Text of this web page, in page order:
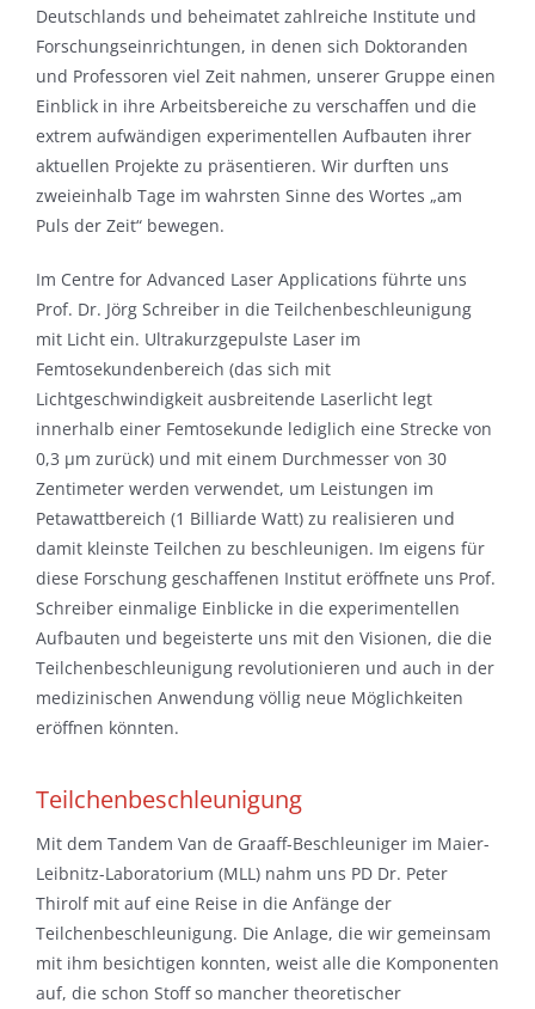
Deutschlands und beheimatet zahlreiche Institute und
Forschungseinrichtungen, in denen sich Doktoranden
und Professoren viel Zeit nahmen, unserer Gruppe einen
Einblick in ihre Arbeitsbereiche zu verschaffen und die
extrem aufwändigen experimentellen Aufbauten ihrer
aktuellen Projekte zu präsentieren. Wir durften uns
zweieinhalb Tage im wahrsten Sinne des Wortes „am
Puls der Zeit“ bewegen.
Im Centre for Advanced Laser Applications führte uns
Prof. Dr. Jörg Schreiber in die Teilchenbeschleunigung
mit Licht ein. Ultrakurzgepulste Laser im
Femtosekundenbereich (das sich mit
Lichtgeschwindigkeit ausbreitende Laserlicht legt
innerhalb einer Femtosekunde lediglich eine Strecke von
0,3 µm zurück) und mit einem Durchmesser von 30
Zentimeter werden verwendet, um Leistungen im
Petawattbereich (1 Billiarde Watt) zu realisieren und
damit kleinste Teilchen zu beschleunigen. Im eigens für
diese Forschung geschaffenen Institut eröffnete uns Prof.
Schreiber einmalige Einblicke in die experimentellen
Aufbauten und begeisterte uns mit den Visionen, die die
Teilchenbeschleunigung revolutionieren und auch in der
medizinischen Anwendung völlig neue Möglichkeiten
eröffnen könnten.
Teilchenbeschleunigung
Mit dem Tandem Van de Graaff-Beschleuniger im Maier-
Leibnitz-Laboratorium (MLL) nahm uns PD Dr. Peter
Thirolf mit auf eine Reise in die Anfänge der
Teilchenbeschleunigung. Die Anlage, die wir gemeinsam
mit ihm besichtigen konnten, weist alle die Komponenten
auf, die schon Stoff so mancher theoretischer